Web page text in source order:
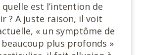
est l’intention de
? A juste raison, il voit
« un symptôme de
plus profonds »